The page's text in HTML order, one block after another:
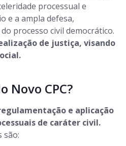
processual e
e a ampla defesa,
processo civil democrático.
de justiça, visando
Novo CPC?
e aplicação
de caráter civil.
são: